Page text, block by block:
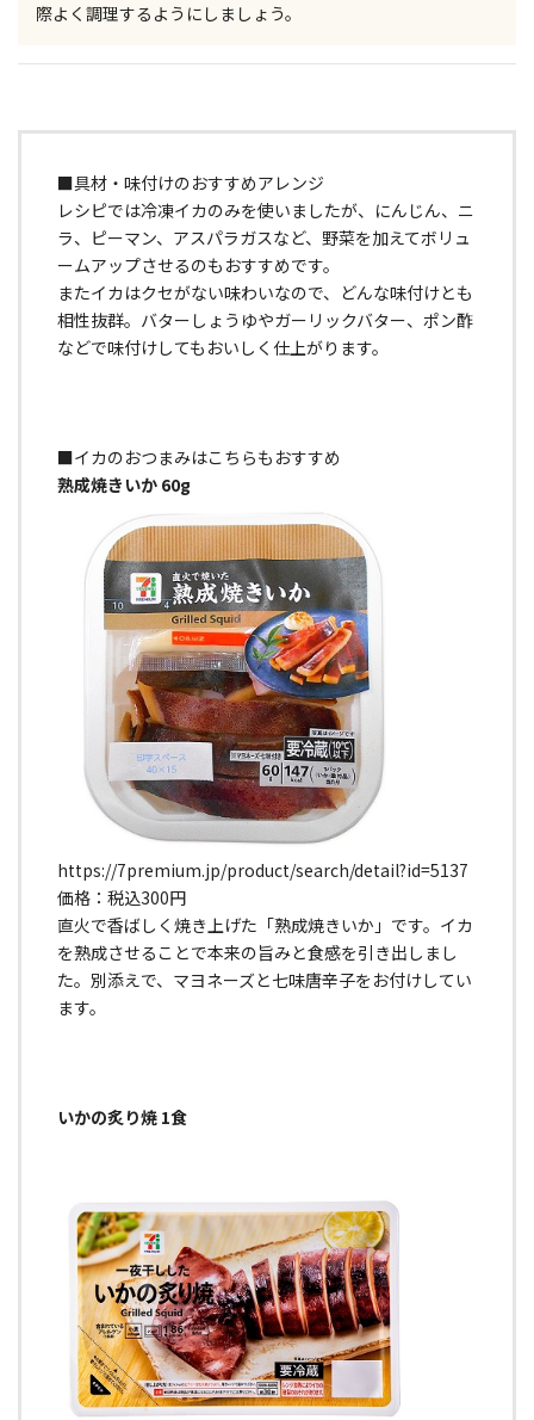
際よく調理するようにしましょう。
■具材・味付けのおすすめアレンジ
レシピでは冷凍イカのみを使いましたが、にんじん、ニ
ラ、ピーマン、アスパラガスなど、野菜を加えてボリュ
ームアップさせるのもおすすめです。
またイカはクセがない味わいなので、どんな味付けとも
相性抜群。バターしょうゆやガーリックバター、ポン酢
などで味付けしてもおいしく仕上がります。
■イカのおつまみはこちらもおすすめ
熟成焼きいか 60g
https://7premium.jp/product/search/detail?id=5137
価格：税込300円
直火で香ばしく焼き上げた「熟成焼きいか」です。イカ
を熟成させることで本来の旨みと食感を引き出しまし
た。別添えで、マヨネーズと七味唐辛子をお付けしてい
ます。
いかの炙り焼 1食